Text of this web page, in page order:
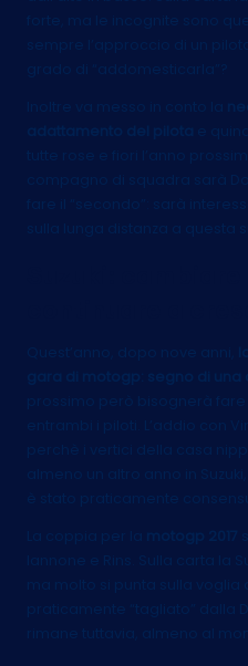
forte, ma le incognite sono
sempre l’approccio di un
grado di “addomesticarla”?
Inoltre va messo in conto la
adattamento del pilota
e
tutte rose e fiori l’anno
compagno di squadra sarà
fare il “secondo”: sarà
sulla lunga distanza a questa
Quest’anno, dopo nove anni,
gara di motogp: segno di una
prossimo però bisognerà fare
entrambi i piloti. L’addio con
perchè i vertici della casa
almeno un altro anno in
è stato praticamente
La coppia per la
motogp 2017
Iannone e Rins. Sulla carta la
ma molto si punta sulla voglia
praticamente “tagliato” dalla
rimane tuttavia, almeno al